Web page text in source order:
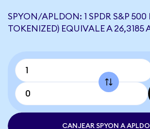
SPYON/APLDON: 1 SPDR S&P 500
TOKENIZED) EQUIVALE A 26,3185
CANJEAR SPYON A